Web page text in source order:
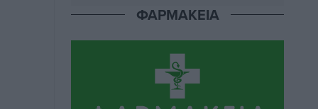
Μαρία Εκμεκτσίογλου: Η πίστη μου
είναι το μεγαλύτερο στήριγμα μου – Το
προσκύνημα στην ιερά Μονή
πριν 23 ώρες
ΦΑΡΜΑΚΕΙΑ